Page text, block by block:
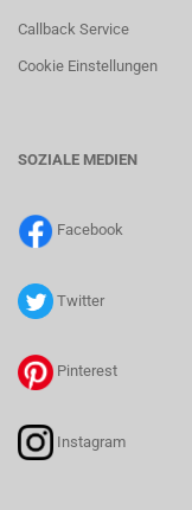
Callback Service
Cookie Einstellungen
SOZIALE MEDIEN
Facebook
Twitter
Pinterest
Instagram